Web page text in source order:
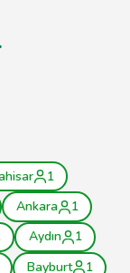
1
Ankara
1
Aydın
1
Bayburt 1